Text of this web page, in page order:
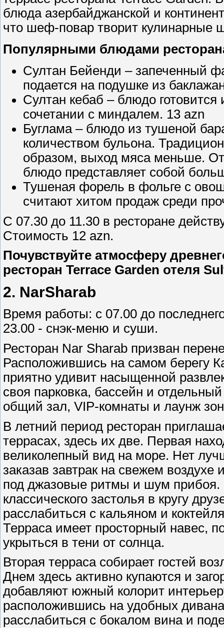
блюда азербайджанской и
что шеф-повар творит кулинарные
Популярными блюдами
Султан Бейенди – запеченный
подается на подушке из
Султан кебаб – блюдо
сочетании с миндалем. 13 azn
Буглама – блюдо из тушеной
количеством бульона.
образом, выход мяса меньше.
блюдо представляет собой
Тушеная форель в фольге с
считают хитом продаж среди
С 07.30 до 11.30 в ресторане
Стоимость 12 azn.
Почувствуйте атмосферу
ресторан Terrace Garden отеля
2. NarSharab
Время работы: с 07.00 до
23.00 - снэк-меню и суши.
Ресторан Nar Sharab призван
Расположившись на самом берегу
приятно удивит насыщенной
своя парковка, бассейн и
общий зал, VIP-комнаты и лаунж
В летний период ресторан
террасах, здесь их две. Первая
великолепный вид на море. Нет
заказав завтрак на свежем
под джазовые ритмы и шум прибоя.
классического застолья в кругу
расслабиться с кальяном и
Терраса имеет просторный навес,
укрыться в тени от солнца.
Вторая терраса собирает гостей
Днем здесь активно купаются и
добавляют южный колорит
расположившись на удобных
расслабиться с бокалом вина и